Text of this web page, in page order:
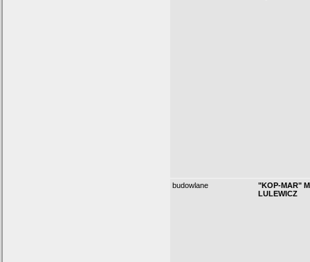
budowlane
"KOP-MAR"
LULEWICZ